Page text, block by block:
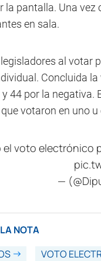
la pantalla. Una
en sala.
legisladores al votar
Concluida
44 por la negativa.
votaron en uno
el voto electrónico
—
NOTA
VOTO